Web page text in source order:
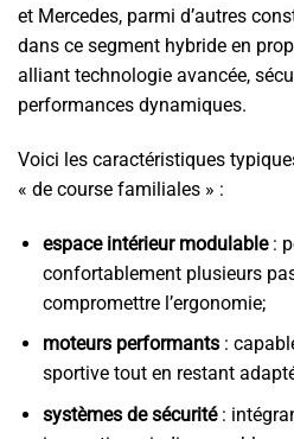
et Mercedes, parmi d’autres
dans ce segment hybride en
alliant technologie avancée,
performances dynamiques.
Voici les caractéristiques
« de course familiales » :
espace intérieur modulable:
confortablement plusieurs
compromettre l’ergonomie;
moteurs performants:
sportive tout en restant
systèmes de sécurité: